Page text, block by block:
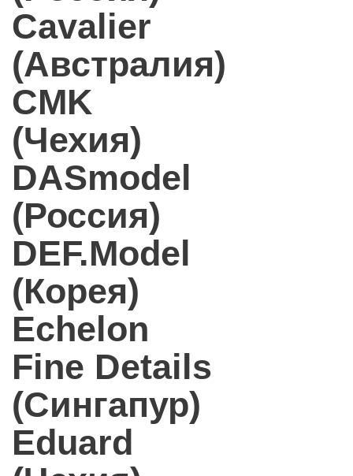
Cavalier
(Австралия)
CMK
(Чехия)
DASmodel
(Россия)
DEF.Model
(Корея)
Echelon
Fine Details
(Сингапур)
Eduard